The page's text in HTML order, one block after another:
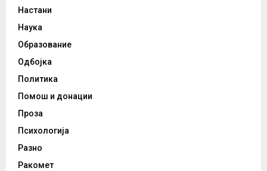
Настани
Наука
Образование
Одбојка
Политика
Помош и донации
Проза
Психологија
Разно
Ракомет